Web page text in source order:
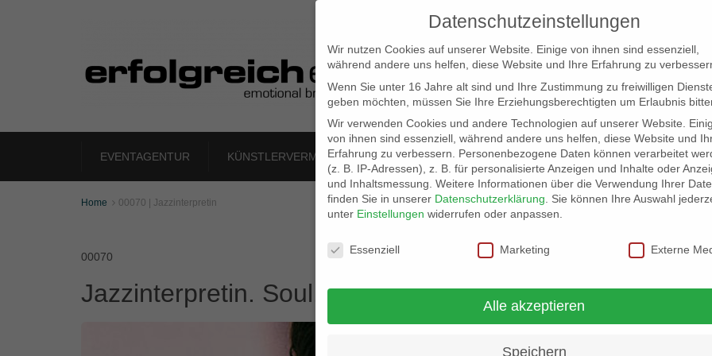
EVENTAGENTUR KÜNSTLERVERMITTLUNG LOCATION SCOUT ELB-LOCATION: PANORAMA
Home  00070 | Jazzinterpretin
00070
Jazzinterpretin. Soul. Blues. Jazz.
Datenschutzeinstellungen
Wir nutzen Cookies auf unserer Website. Einige von ihnen sind essenziell,
während andere uns helfen, diese Website und Ihre Erfahrung zu
Wenn Sie unter 16 Jahre alt sind und Ihre Zustimmung zu freiwilligen
geben möchten, müssen Sie Ihre Erziehungsberechtigten um Erlaubnis
Wir verwenden Cookies und andere Technologien auf unserer Website.
von ihnen sind essenziell, während andere uns helfen, diese Website und
Erfahrung zu verbessern.
Personenbezogene Daten können verarbeitet
(z. B. IP-Adressen), z. B. für personalisierte Anzeigen und Inhalte oder
und Inhaltsmessung. Weitere Informationen über die Verwendung Ihrer
finden Sie in unserer Datenschutzerklärung
Sie können Ihre Auswahl
unter Einstellungen widerrufen oder anpassen.
Datenschutzeinstellungen
Essenziell Marketing Externe
Alle akzeptieren
Speichern